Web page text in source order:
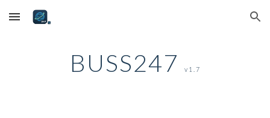
Skip to main content Skip to navigation
BUSS247 v1.7